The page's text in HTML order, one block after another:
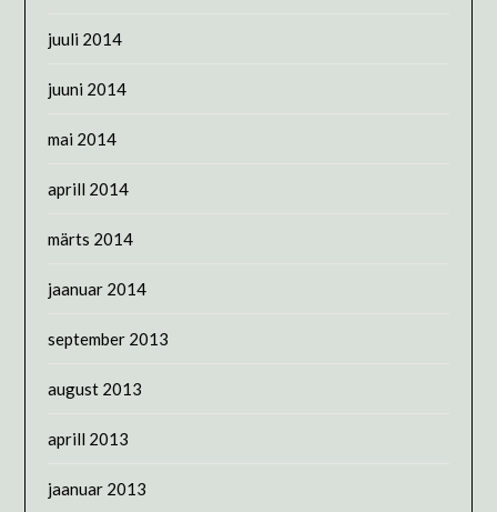
juuli 2014
juuni 2014
mai 2014
aprill 2014
märts 2014
jaanuar 2014
september 2013
august 2013
aprill 2013
jaanuar 2013